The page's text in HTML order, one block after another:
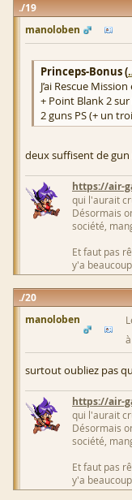
19
manoloben
Princeps-Bonus (
J’ai Rescue
+ Point Blank 2 sur
2 guns PS (+ un
deux suffisent de gun
https://air-
qui l'aurait
Désormais
société,
Et faut pas
y'a
20
manoloben
surtout oubliez pas
https://air-
qui l'aurait
Désormais
société,
Et faut pas
y'a